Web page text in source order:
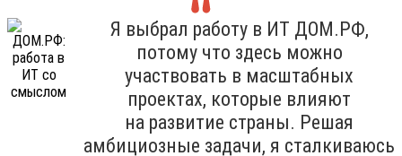
Я выбрал работу в ИТ ДОМ.РФ,
потому что здесь можно
участвовать в масштабных
проектах, которые влияют
на развитие страны. Решая
амбициозные задачи, я сталкиваюсь